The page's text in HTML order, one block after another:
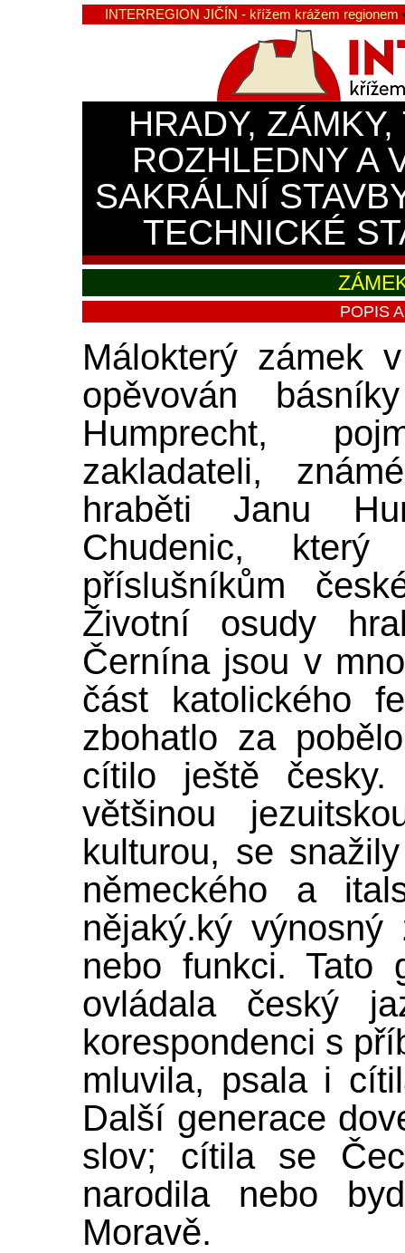
INTERREGION JIČÍN - křížem krážem regionem
HRADY,
ROZHLEDNY A
SAKRÁLNÍ
TECHNICKÉ
POPIS
Málokterý zámek
opěvován
Humprecht,
zakladateli,
hraběti Janu
Chudenic,
příslušníkům
Životní osudy
Černína jsou v
část katolického
zbohatlo za
cítilo ještě česky.
většinou
kulturou, se
německého a
nějaký.ký
nebo funkci. Tato
ovládala český
korespondenci s
mluvila, psala i
Další generace
slov; cítila se
narodila nebo
Moravě.